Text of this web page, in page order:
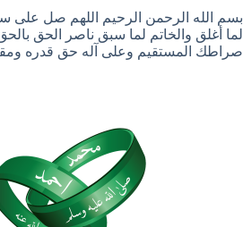
التجاوز
إلى
المحتوى
بسم الله الرحمن الرحيم اللهم صل على
لما أغلق والخاتم لما سبق ناصر الحق
صراطك المستقيم وعلى آله حق قدره